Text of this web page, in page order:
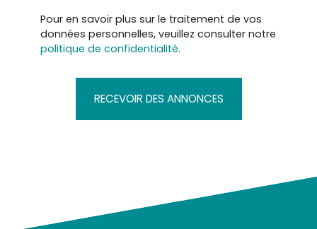
Pour en savoir plus sur le traitement de vos
données personnelles, veuillez consulter notre
politique de confidentialité.
RECEVOIR DES ANNONCES